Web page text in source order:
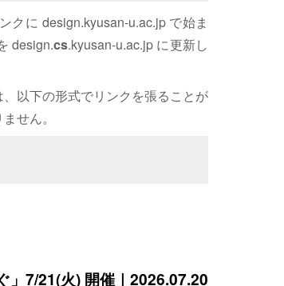
クに design.kyusan-u.ac.jp で始ま
design.cs.kyusan-u.ac.jp に更新し
以下の形式でリンクを張ることが
せん。
」7/21(火) 開催｜2026.07.20